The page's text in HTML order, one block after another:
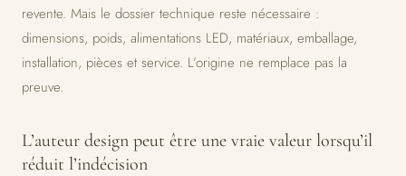
revente. Mais le dossier technique reste nécessaire :
dimensions, poids, alimentations LED, matériaux, emballage,
installation, pièces et service. L’origine ne remplace pas la
preuve.
L’auteur design peut être une vraie valeur lorsqu’il
réduit l’indécision